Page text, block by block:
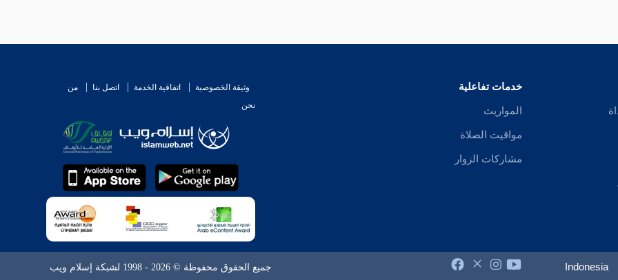
خدمات تفاعلية
المواريث
مواقيت الصلاة
مشاركات الزوار
وثيقة الخصوصية اتفاقية الخدمة اتصل بنا
من
نحن
Indonesia جميع الحقوق محفوظة © 2026 - 1998 لشبكة إسلام ويب